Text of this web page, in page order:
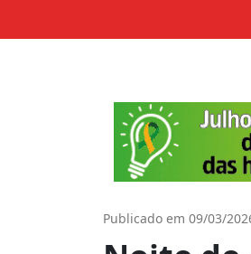
Publicado em 09/03/